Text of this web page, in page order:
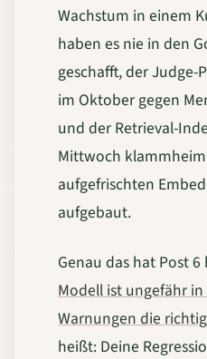
Wachstum in einem
haben es nie in den
geschafft, der
im Oktober gegen
und der Retrieval-
Mittwoch
aufgefrischten
aufgebaut.
Genau das hat Post
Modell ist ungefähr
Warnungen die
heißt: Deine